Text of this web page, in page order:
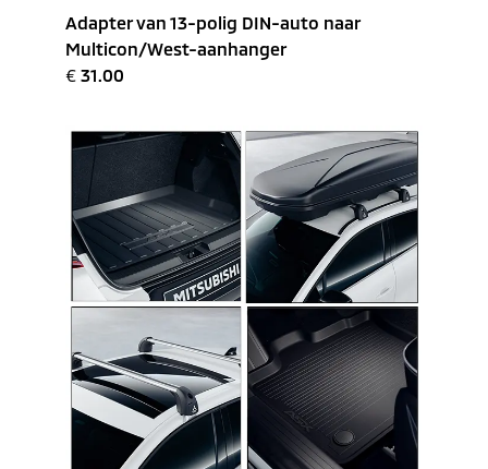
Adapter van 13-polig DIN-auto naar
Multicon/West-aanhanger
€ 31.00